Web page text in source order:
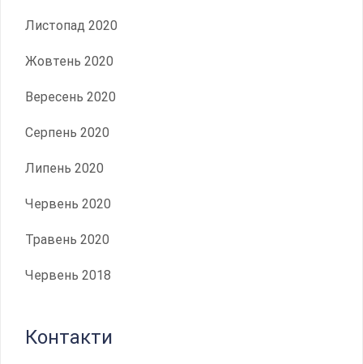
Листопад 2020
Жовтень 2020
Вересень 2020
Серпень 2020
Липень 2020
Червень 2020
Травень 2020
Червень 2018
Контакти